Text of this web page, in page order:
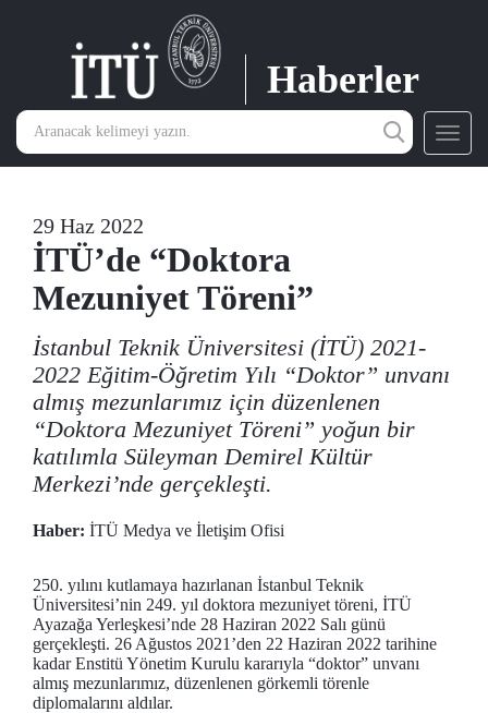
Haberler
29 Haz 2022
İTÜ’de “Doktora
Mezuniyet Töreni”
İstanbul Teknik Üniversitesi (İTÜ) 2021-
2022 Eğitim-Öğretim Yılı “Doktor” unvanı
almış mezunlarımız için düzenlenen
“Doktora Mezuniyet Töreni” yoğun bir
katılımla Süleyman Demirel Kültür
Merkezi’nde gerçekleşti.
Haber: İTÜ Medya ve İletişim Ofisi
250. yılını kutlamaya hazırlanan İstanbul Teknik
Üniversitesi’nin 249. yıl doktora mezuniyet töreni, İTÜ
Ayazağa Yerleşkesi’nde 28 Haziran 2022 Salı günü
gerçekleşti. 26 Ağustos 2021’den 22 Haziran 2022 tarihine
kadar Enstitü Yönetim Kurulu kararıyla “doktor” unvanı
almış mezunlarımız, düzenlenen görkemli törenle
diplomalarını aldılar.